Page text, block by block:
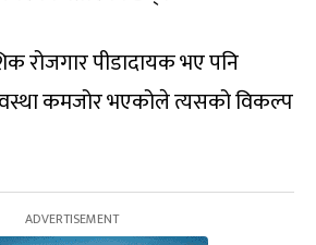
रोजगार पीडादायक भए पनि
कमजोर भएकोले त्यसको विकल्प